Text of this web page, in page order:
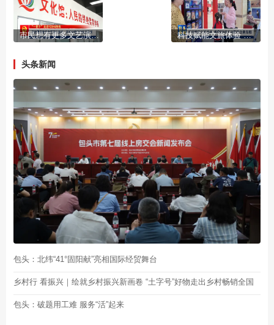
市民想有更多文艺演出机会 市文化馆及时回应诉求 科技赋能文旅体验 博物馆VR互动影院全新亮相
头条新闻
包头：北纬“41°固阳献”亮相国际经贸舞台
乡村行 看振兴｜绘就乡村振兴新画卷 “土字号”好物走出乡村畅销全国
包头：破题用工难 服务“活”起来